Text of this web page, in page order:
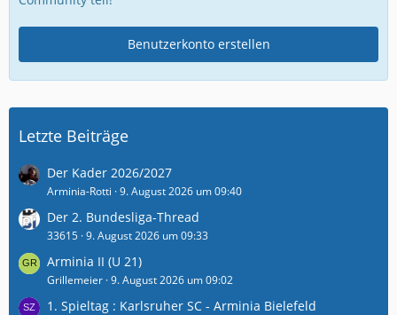
Benutzerkonto erstellen
Letzte Beiträge
Der Kader 2026/2027
Arminia-Rotti 9. August 2026 um 09:40
Der 2. Bundesliga-Thread
33615 9. August 2026 um 09:33
Arminia II (U 21)
Grillemeier 9. August 2026 um 09:02
1. Spieltag : Karlsruher SC - Arminia Bielefeld